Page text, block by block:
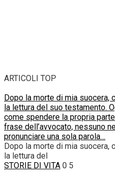
ARTICOLI TOP
Dopo la morte di mia suocera,
la lettura del suo testamento.
come spendere la propria
frase dell’avvocato, nessuno
pronunciare una sola parola…
Dopo la morte di mia suocera,
la lettura del
STORIE DI VITA 0 5